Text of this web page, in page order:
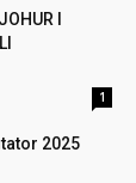
I
1
2025